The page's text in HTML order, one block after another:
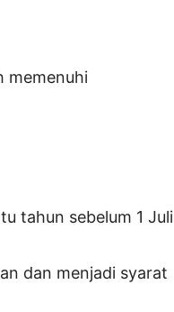
memenuhi
tahun sebelum 1 Juli
dan menjadi syarat